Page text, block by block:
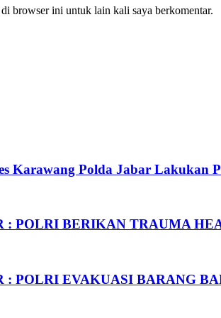
browser ini untuk lain kali saya berkomentar.
Karawang Polda Jabar Lakukan
POLRI BERIKAN TRAUMA
POLRI EVAKUASI BARANG